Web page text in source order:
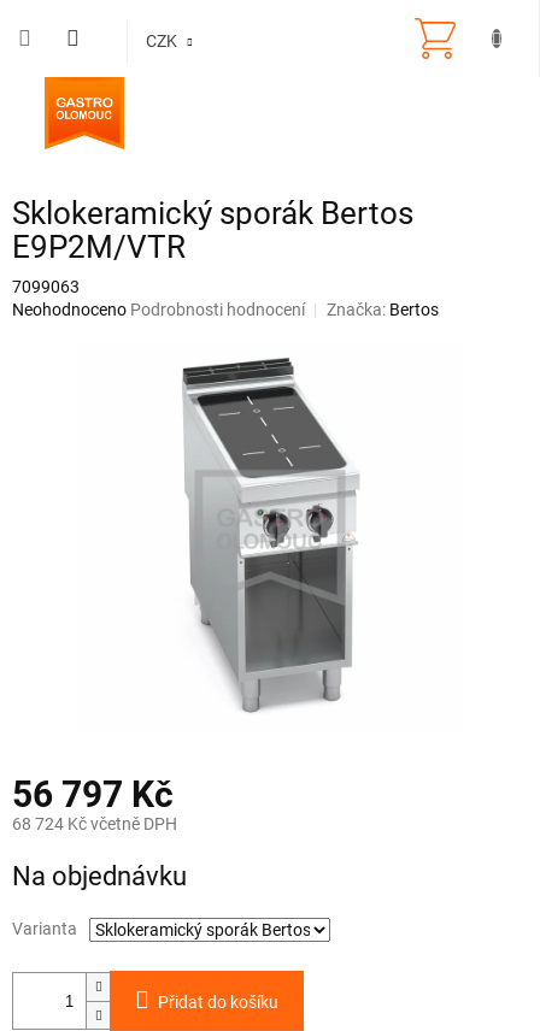
CZK
Sklokeramický sporák Bertos
E9P2M/VTR
7099063
Průměrné
Neohodnoceno Podrobnosti hodnocení Značka: Bertos
56 797 Kč
68 724 Kč včetně DPH
cena:
Na objednávku
Varianta
Přidat do košíku